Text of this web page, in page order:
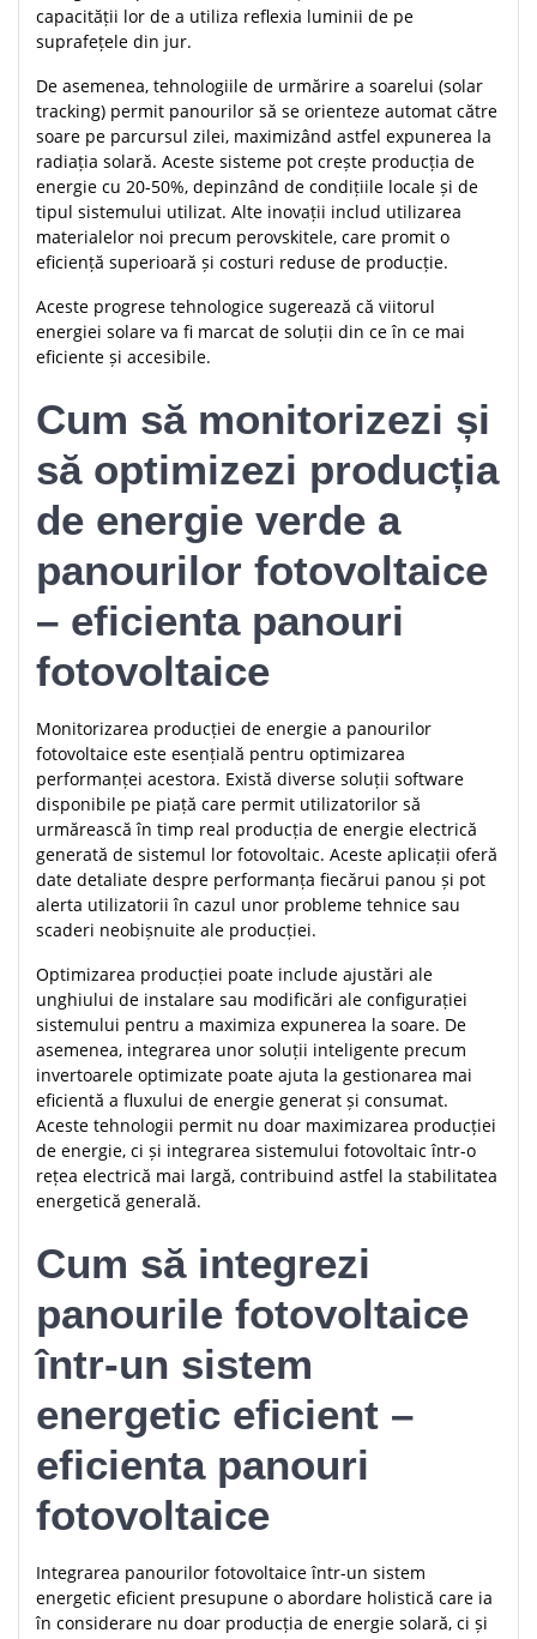
capacității lor de a utiliza reflexia luminii de pe
suprafețele din jur.
De asemenea, tehnologiile de urmărire a soarelui (solar
tracking) permit panourilor să se orienteze automat către
soare pe parcursul zilei, maximizând astfel expunerea la
radiația solară. Aceste sisteme pot crește producția de
energie cu 20-50%, depinzând de condițiile locale și de
tipul sistemului utilizat. Alte inovații includ utilizarea
materialelor noi precum perovskitele, care promit o
eficiență superioară și costuri reduse de producție.
Aceste progrese tehnologice sugerează că viitorul
energiei solare va fi marcat de soluții din ce în ce mai
eficiente și accesibile.
Cum să monitorizezi și
să optimizezi producția
de energie verde a
panourilor fotovoltaice
– eficienta panouri
fotovoltaice
Monitorizarea producției de energie a panourilor
fotovoltaice este esențială pentru optimizarea
performanței acestora. Există diverse soluții software
disponibile pe piață care permit utilizatorilor să
urmărească în timp real producția de energie electrică
generată de sistemul lor fotovoltaic. Aceste aplicații oferă
date detaliate despre performanța fiecărui panou și pot
alerta utilizatorii în cazul unor probleme tehnice sau
scaderi neobișnuite ale producției.
Optimizarea producției poate include ajustări ale
unghiului de instalare sau modificări ale configurației
sistemului pentru a maximiza expunerea la soare. De
asemenea, integrarea unor soluții inteligente precum
invertoarele optimizate poate ajuta la gestionarea mai
eficientă a fluxului de energie generat și consumat.
Aceste tehnologii permit nu doar maximizarea producției
de energie, ci și integrarea sistemului fotovoltaic într-o
rețea electrică mai largă, contribuind astfel la stabilitatea
energetică generală.
Cum să integrezi
panourile fotovoltaice
într-un sistem
energetic eficient –
eficienta panouri
fotovoltaice
Integrarea panourilor fotovoltaice într-un sistem
energetic eficient presupune o abordare holistică care ia
în considerare nu doar producția de energie solară, ci și